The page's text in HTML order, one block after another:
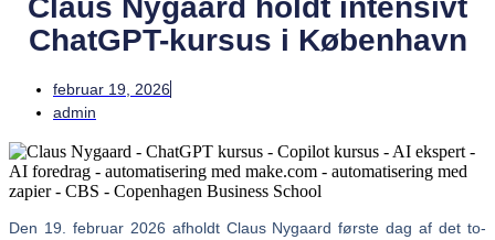
Claus Nygaard holdt intensivt
ChatGPT-kursus i København
februar 19, 2026
admin
Den 19. februar 2026 afholdt Claus Nygaard første dag af det to-